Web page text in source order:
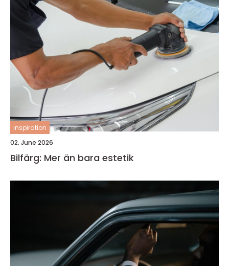
inspiration
02. June 2026
Bilfärg: Mer än bara estetik